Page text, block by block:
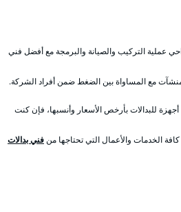
عملية التركيب والصيانة والبرمجة مع أفضل فني
مع المساواة بين الضغط ضمن أفراد الشركة.
أجهزة للبدالات بأرخص الأسعار وأنسبها، فإن كنت
الخدمات والأعمال التي تحتاجها منفني بدالات